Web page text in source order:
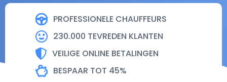
PROFESSIONELE CHAUFFEURS
230.000 TEVREDEN KLANTEN
VEILIGE ONLINE BETALINGEN
BESPAAR TOT 45%